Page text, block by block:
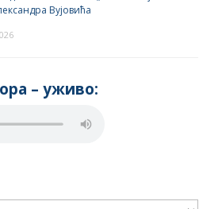
Вујовића
– yживо: